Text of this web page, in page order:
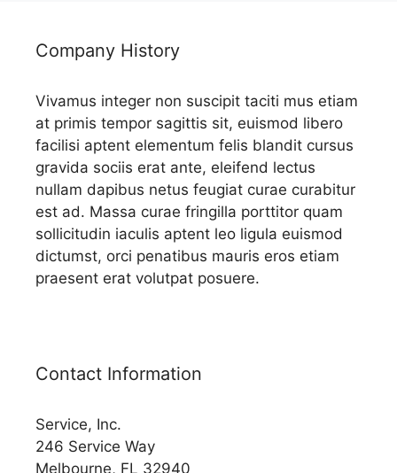
Company History
Vivamus integer non suscipit taciti mus etiam
at primis tempor sagittis sit, euismod libero
facilisi aptent elementum felis blandit cursus
gravida sociis erat ante, eleifend lectus
nullam dapibus netus feugiat curae curabitur
est ad. Massa curae fringilla porttitor quam
sollicitudin iaculis aptent leo ligula euismod
dictumst, orci penatibus mauris eros etiam
praesent erat volutpat posuere.
Contact Information
Service, Inc.
246 Service Way
Melbourne, FL 32940